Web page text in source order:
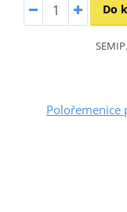
Do
Polořemenice